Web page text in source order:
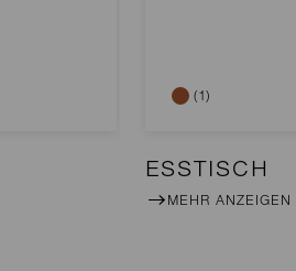
(1)
ESSTISCH
MEHR ANZEIGEN